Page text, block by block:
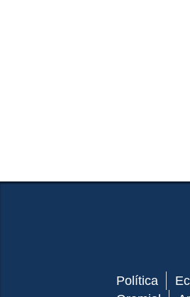
Política